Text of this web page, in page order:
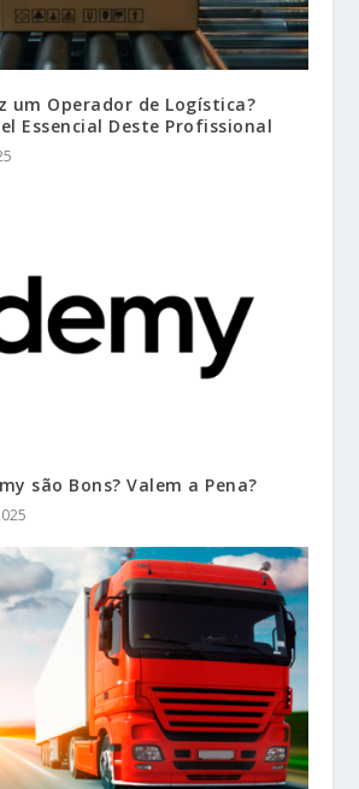
um Operador de Logística?
Essencial Deste Profissional
são Bons? Valem a Pena?